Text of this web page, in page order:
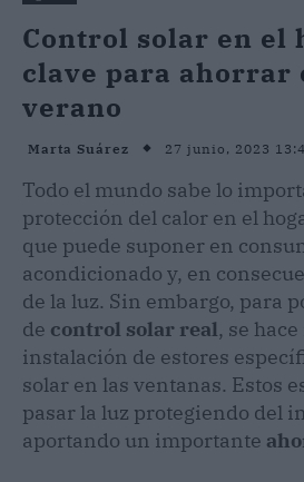
Control solar en el
clave para ahorrar
verano
Marta Suárez 27 junio, 2023
Todo el mundo sabe lo
protección del calor en el
que puede suponer en
acondicionado y, en
de la luz. Sin embargo, para
de control solar real, se
instalación de estores
solar en las ventanas. Estos
pasar la luz protegiendo del
aportando un importante